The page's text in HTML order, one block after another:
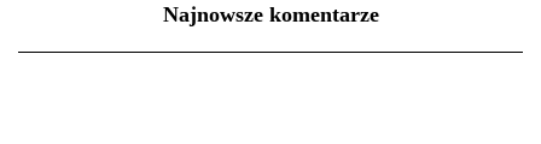
Najnowsze komentarze